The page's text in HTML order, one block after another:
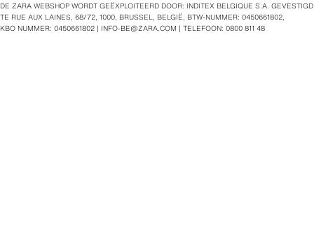
DE ZARA WEBSHOP WORDT GEËXPLOITEERD DOOR: INDITEX BELGIQUE S.A. GEVESTIGD
TE RUE AUX LAINES, 68/72, 1000, BRUSSEL, BELGIË, BTW‑NUMMER: 0450661802,
KBO NUMMER: 0450661802 | INFO-BE@ZARA.COM | TELEFOON: 0800 811 48